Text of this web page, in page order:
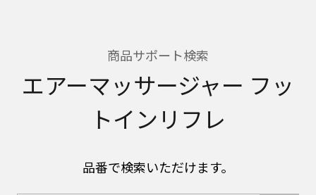
商品サポート検索
エアーマッサージャー フッ
トインリフレ
品番で検索いただけます。